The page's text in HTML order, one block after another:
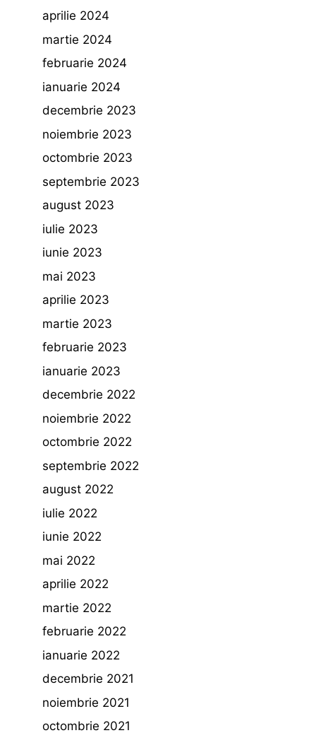
aprilie 2024
martie 2024
februarie 2024
ianuarie 2024
decembrie 2023
noiembrie 2023
octombrie 2023
septembrie 2023
august 2023
iulie 2023
iunie 2023
mai 2023
aprilie 2023
martie 2023
februarie 2023
ianuarie 2023
decembrie 2022
noiembrie 2022
octombrie 2022
septembrie 2022
august 2022
iulie 2022
iunie 2022
mai 2022
aprilie 2022
martie 2022
februarie 2022
ianuarie 2022
decembrie 2021
noiembrie 2021
octombrie 2021